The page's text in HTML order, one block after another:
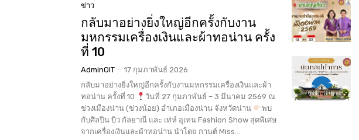
ข่าว
กลับมาอย่างยิ่งใหญ่อีกครั้งกับงาน
มหกรรมเครื่องเงินและผ้าทอน่าน ครั้ง
ที่ 10
AdminOIT - 17 กุมภาพันธ์ 2026
กลับมาอย่างยิ่งใหญ่อีกครั้งกับงานมหกรรมเครื่องเงินและผ้า
ทอน่าน ครั้งที่ 10
วันที่ 27 กุมภาพันธ์ – 3 มีนาคม 2569 ณ
ข่วงเมืองน่าน (ข่วงน้อย) อำเภอเมืองน่าน จังหวัดน่าน
พบ
กับศิลปิน บิว กัลยาณี และ เท่ห์ อุเทน Fashion Show สุดพิเศษ
จากเครื่องเงินและผ้าทอน่าน นำโดย กานต์ Miss...